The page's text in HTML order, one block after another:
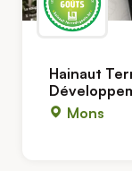
Hainaut
Mons